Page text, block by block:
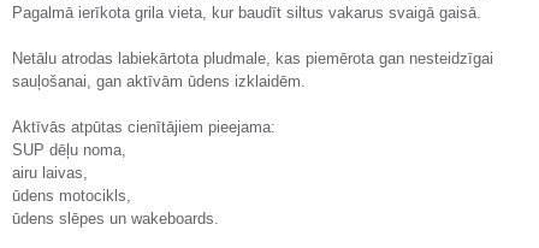
Pagalmā ierīkota grila vieta, kur baudīt siltus vakarus svaigā gaisā.
Netālu atrodas labiekārtota pludmale, kas piemērota gan nesteidzīgai
sauļošanai, gan aktīvām ūdens izklaidēm.
Aktīvās atpūtas cienītājiem pieejama:
SUP dēļu noma,
airu laivas,
ūdens motocikls,
ūdens slēpes un wakeboards.